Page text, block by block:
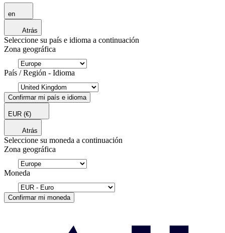
en
Atrás
Seleccione su país e idioma a continuación
Zona geográfica
País / Región - Idioma
Confirmar mi país e idioma
EUR (€)
Atrás
Seleccione su moneda a continuación
Zona geográfica
Moneda
Confirmar mi moneda